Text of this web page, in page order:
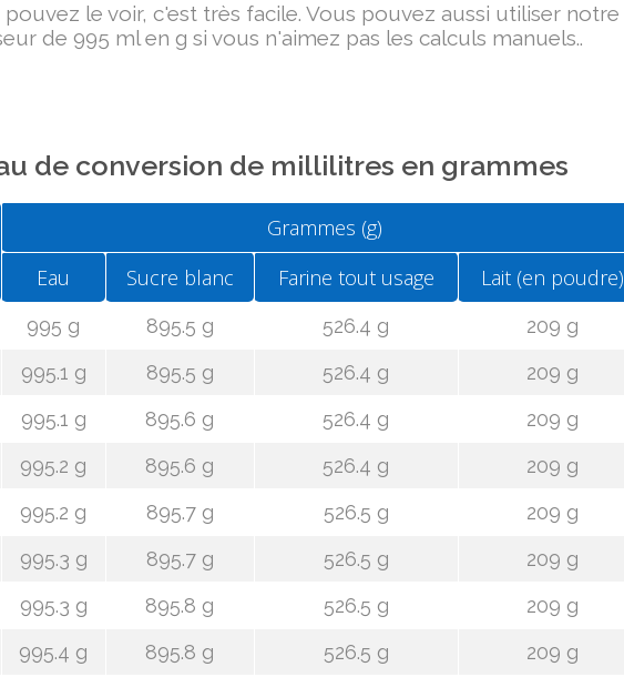
le voir, c'est très facile. Vous pouvez aussi utiliser notre
de 995 ml en g si vous n'aimez pas les calculs manuels..
de conversion de millilitres en grammes
Grammes (g)
Eau
Sucre blanc Farine tout usage Lait (en poudre)
995 g 895.5 g 526.4 g
209 g
995.1 g 895.5 g 526.4 g
209 g
995.1 g 895.6 g 526.4 g
209 g
995.2 g 895.6 g 526.4 g
209 g
995.2 g 895.7 g 526.5 g
209 g
995.3 g 895.7 g 526.5 g
209 g
995.3 g 895.8 g 526.5 g
209 g
995.4 g 895.8 g 526.5 g
209 g